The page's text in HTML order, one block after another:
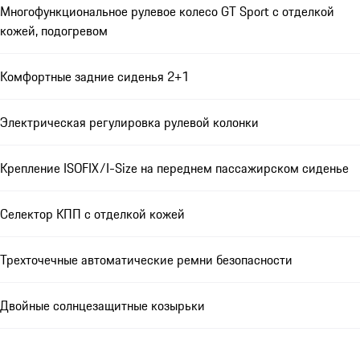
Многофункциональное рулевое колесо GT Sport с отделкой
кожей, подогревом
Комфортные задние сиденья 2+1
Электрическая регулировка рулевой колонки
Крепление ISOFIX/I-Size на переднем пассажирском сиденье
Селектор КПП с отделкой кожей
Трехточечные автоматические ремни безопасности
Двойные солнцезащитные козырьки